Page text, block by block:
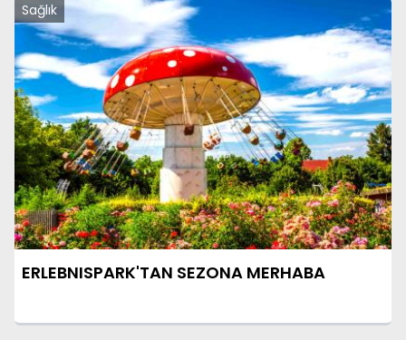
Sağlık
ERLEBNISPARK'TAN SEZONA MERHABA